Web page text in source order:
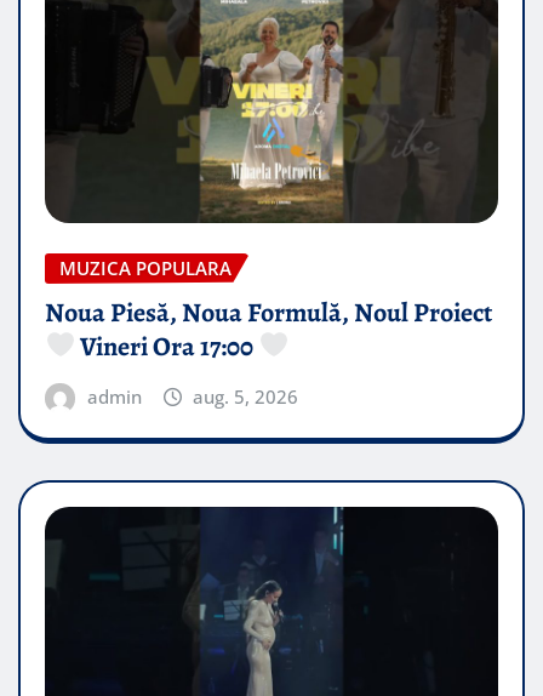
MUZICA POPULARA
Noua Piesă, Noua Formulă, Noul Proiect
Vineri Ora 17:00
admin aug. 5, 2026